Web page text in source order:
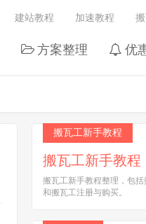
方案整理 优
建站教程 加速教程
搬瓦工新手教程
搬瓦工新手教程
搬瓦工新手教程整理，包
和搬瓦工注册与购买。